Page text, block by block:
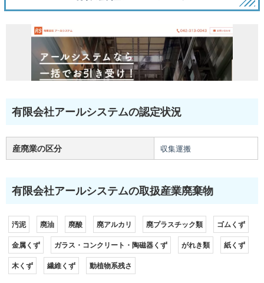
有限会社アールシステムの認定状況
産廃業の区分 収集運搬
有限会社アールシステムの取扱産業廃棄物
汚泥 廃油 廃酸 廃アルカリ 廃プラスチック類
ゴムくず
金属くず
ガラス・コンクリート・陶磁器くず がれき類
紙くず
木くず
繊維くず 動植物系残さ